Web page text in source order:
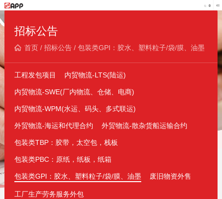
招标公告
首页/ 招标公告/ 包装类GPI：胶水、塑料粒子/袋/膜、油墨
工程发包项目 内贸物流-LTS(陆运)
内贸物流-SWE(厂内物流、仓储、电商)
内贸物流-WPM(水运、码头、多式联运)
外贸物流-海运和代理合约 外贸物流-散杂货船运输合约
包装类TBP：胶带，太空包，栈板
包装类PBC：原纸，纸板，纸箱
包装类GPI：胶水、塑料粒子/袋/膜、油墨 废旧物资外售
工厂生产劳务服务外包